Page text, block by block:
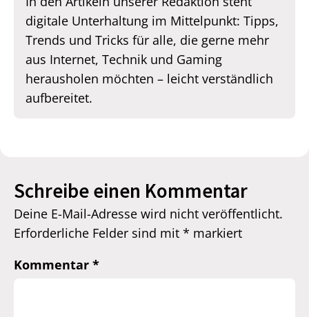
digitale Unterhaltung im Mittelpunkt: Tipps,
Trends und Tricks für alle, die gerne mehr
aus Internet, Technik und Gaming
herausholen möchten – leicht verständlich
aufbereitet.
Schreibe einen Kommentar
Deine E-Mail-Adresse wird nicht veröffentlicht.
Erforderliche Felder sind mit * markiert
Kommentar *